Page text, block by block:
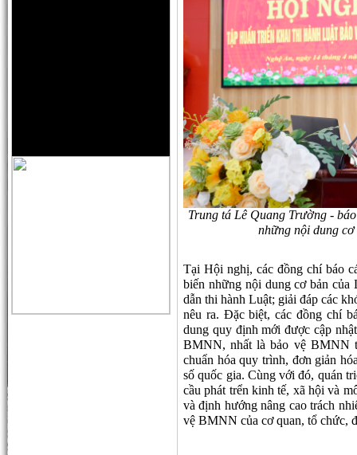
Trung tá Lê Quang Trường -
những nội dung
Tại Hội nghị, các đồng chí báo
biến những nội dung cơ bản
dẫn thi hành Luật; giải đáp các
nêu ra. Đặc biệt, các đồng chí
dung quy định mới được cập
BMNN, nhất là bảo vệ BMNN
chuẩn hóa quy trình, đơn giản
số quốc gia. Cùng với đó, quán
cầu phát trển kinh tế, xã hội và
và định hướng nâng cao trách
vệ BMNN của cơ quan, tổ chức,